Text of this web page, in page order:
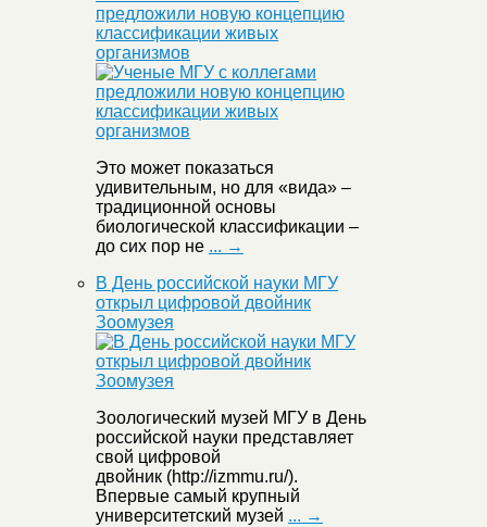
предложили новую концепцию
классификации живых
организмов
Это может показаться
удивительным, но для «вида» –
традиционной основы
биологической классификации –
до сих пор не ... →
В День российской науки МГУ
открыл цифровой двойник
Зоомузея
Зоологический музей МГУ в День
российской науки представляет
свой цифровой
двойник (http://izmmu.ru/).
Впервые самый крупный
университетский музей ... →